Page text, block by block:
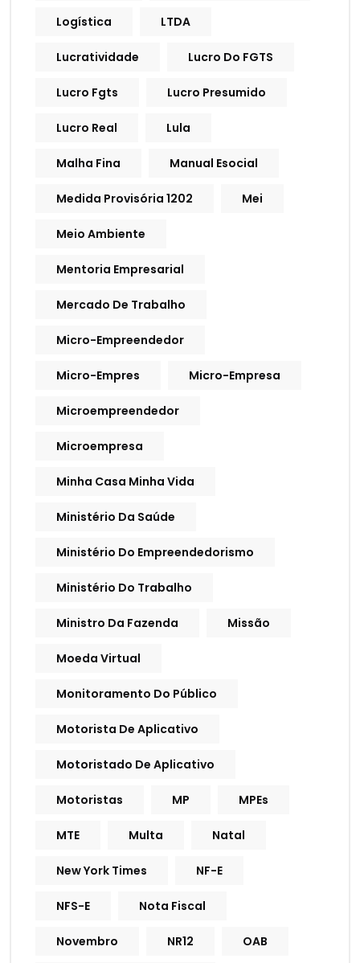
Logística LTDA
Lucratividade Lucro Do FGTS
Lucro Fgts Lucro Presumido
Lucro Real Lula
Malha Fina Manual Esocial
Medida Provisória 1202 Mei
Meio Ambiente
Mentoria Empresarial
Mercado De Trabalho
Micro-Empreendedor
Micro-Empres Micro-Empresa
Microempreendedor
Microempresa
Minha Casa Minha Vida
Ministério Da Saúde
Ministério Do Empreendedorismo
Ministério Do Trabalho
Ministro Da Fazenda Missão
Moeda Virtual
Monitoramento Do Público
Motorista De Aplicativo
Motoristado De Aplicativo
Motoristas MP MPEs
MTE Multa Natal
New York Times NF-E
NFS-E Nota Fiscal
Novembro NR12 OAB